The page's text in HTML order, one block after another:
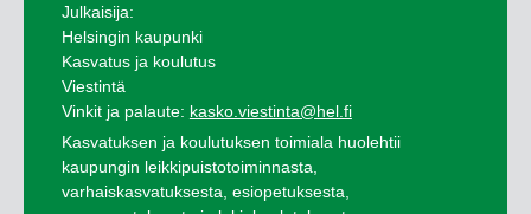
Julkaisija:
Helsingin kaupunki
Kasvatus ja koulutus
Viestintä
Vinkit ja palaute: kasko.viestinta@hel.fi
Kasvatuksen ja koulutuksen toimiala huolehtii
kaupungin leikkipuistotoiminnasta,
varhaiskasvatuksesta, esiopetuksesta,